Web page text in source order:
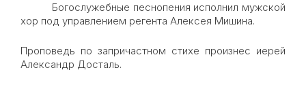
Богослужебные песнопения исполнил мужской
хор под управлением регента Алексея Мишина.
Проповедь по запричастном стихе произнес иерей
Александр Досталь.